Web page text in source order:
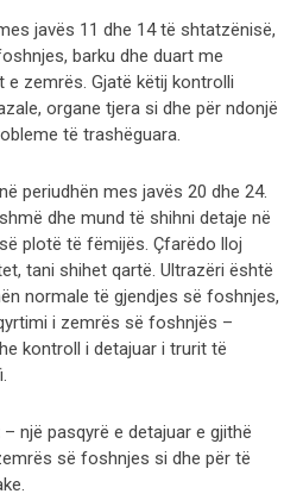
javës 11 dhe 14 të shtatzënisë,
barku dhe duart me
e zemrës. Gjatë këtij kontrolli
organe tjera si dhe për ndonjë
të trashëguara.
periudhën mes javës 20 dhe 24.
dhe mund të shihni detaje në
plotë të fëmijës. Çfarëdo lloj
tani shihet qartë. Ultrazëri është
normale të gjendjes së foshnjes,
i zemrës së foshnjës –
kontroll i detajuar i trurit të
– një pasqyrë e detajuar e gjithë
së foshnjes si dhe për të